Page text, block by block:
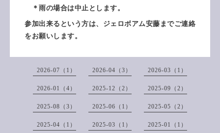
＊雨の場合は中止とします。
参加出来るという方は、ジェロボアム安藤までご連絡
をお願いします。
2026-07（1） 2026-04（3） 2026-03（1）
2026-01（4） 2025-12（2） 2025-09（2）
2025-08（3） 2025-06（1） 2025-05（2）
2025-04（1） 2025-03（1） 2025-01（1）